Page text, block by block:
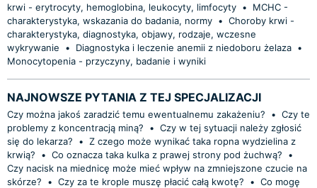
krwi - erytrocyty, hemoglobina, leukocyty, limfocyty •
MCHC -
charakterystyka, wskazania do badania, normy • Choroby krwi -
charakterystyka, diagnostyka, objawy, rodzaje, wczesne
wykrywanie
• Diagnostyka i leczenie anemii z niedoboru żelaza •
Monocytopenia - przyczyny, badanie i wyniki
NAJNOWSZE PYTANIA Z TEJ SPECJALIZACJI
Czy można jakoś zaradzić temu ewentualnemu zakażeniu? • Czy te
problemy z koncentracją miną?
• Czy w tej sytuacji należy zgłosić
się do lekarza?
• Z czego może wynikać taka ropna wydzielina z
krwią?
• Co oznacza taka kulka z prawej strony pod żuchwą?
•
Czy nacisk na miednicę może mieć wpływ na zmniejszone czucie na
skórze?
• Czy za te krople muszę płacić całą kwotę? • Co mogę